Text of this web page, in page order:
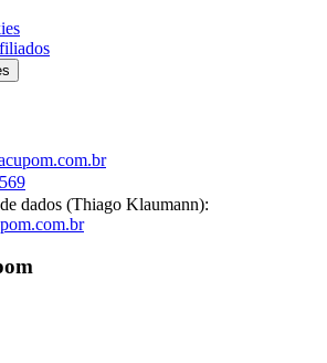
dados (Thiago Klaumann):